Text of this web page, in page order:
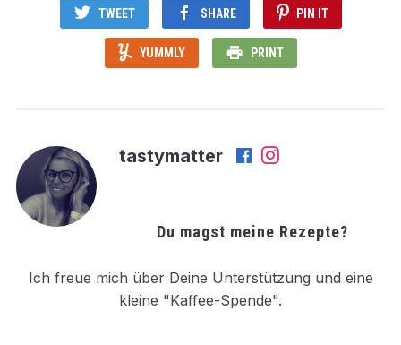
TWEET SHARE PIN IT
YUMMLY PRINT
tastymatter
Du magst meine Rezepte?
Ich freue mich über Deine Unterstützung und eine
kleine "Kaffee-Spende".